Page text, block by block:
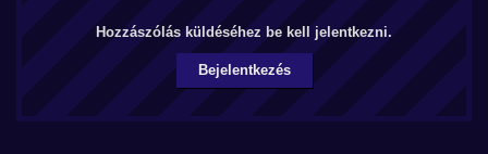
Hozzászólás küldéséhez be kell jelentkezni.
Bejelentkezés